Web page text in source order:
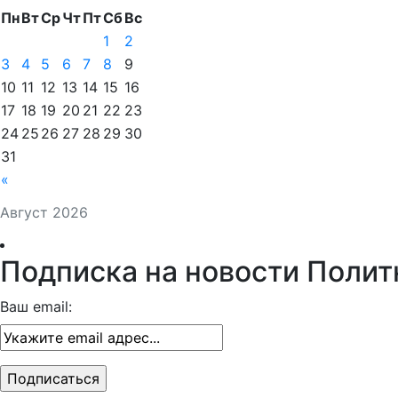
Август 2026
ПнВтСрЧтПтСбВс
«
1
2
3
4 5 6 7 8
9
10 11 12 13 14 15 16
17 18 19 20 21 22 23
24 25 26 27 28 29 30
31
Подписка на новости
Ваш email: